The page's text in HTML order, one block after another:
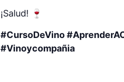
¡Salud! 🍷
#CursoDeVino
#Vinoycompañia